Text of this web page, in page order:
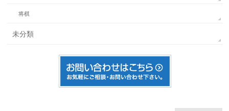
将棋
未分類